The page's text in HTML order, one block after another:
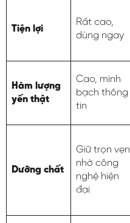
Tiện lợi
Rất cao,
dùng ngay
Hàm lượng
yến thật
Cao, minh
bạch thông
tin
Dưỡng chất
Giữ trọn vẹn
nhờ công
nghệ hiện
đại